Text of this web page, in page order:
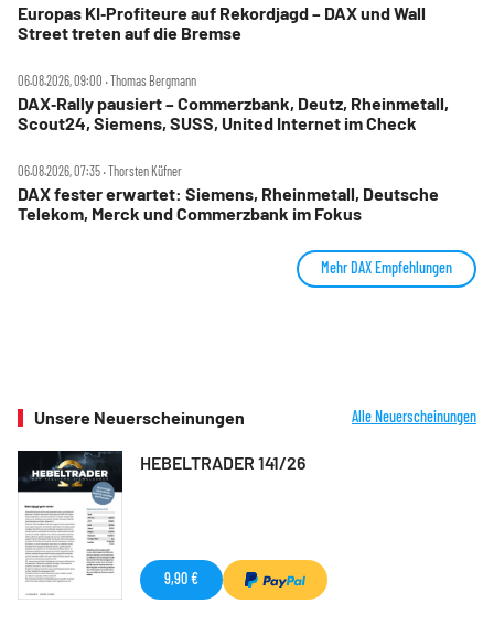
Europas KI‑Profiteure auf Rekordjagd – DAX und Wall
Street treten auf die Bremse
06.08.2026, 09:00 ‧ Thomas Bergmann
DAX‑Rally pausiert – Commerzbank, Deutz, Rheinmetall,
Scout24, Siemens, SUSS, United Internet im Check
06.08.2026, 07:35 ‧ Thorsten Küfner
DAX fester erwartet: Siemens, Rheinmetall, Deutsche
Telekom, Merck und Commerzbank im Fokus
Mehr DAX Empfehlungen
Unsere Neuerscheinungen Alle Neuerscheinungen
HEBELTRADER 141/26
9,90 €